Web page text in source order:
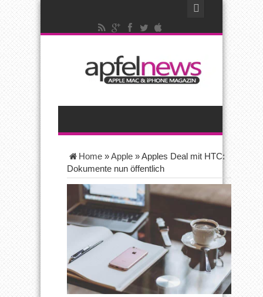
Home »Apple »Apples Deal mit HTC:
Dokumente nun öffentlich